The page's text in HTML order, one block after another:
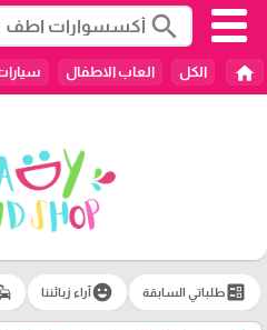
search
home الكل العاب الاطفال
ballotطلباتي السابقة emoji_emotionsآراء زبائننا